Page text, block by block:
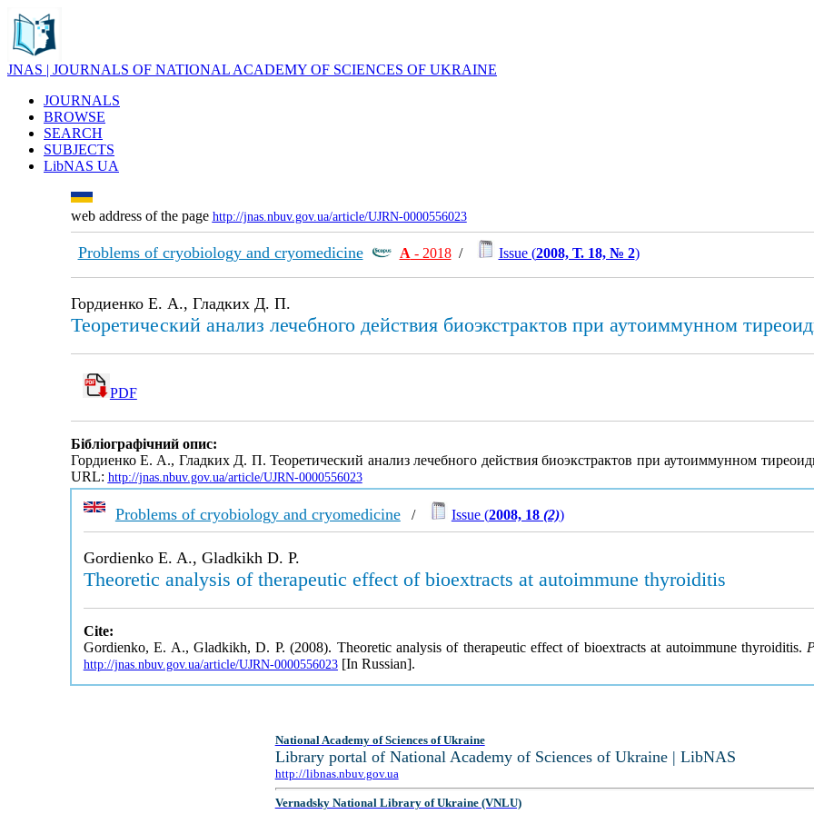
JNAS | JOURNALS OF NATIONAL ACADEMY OF SCIENCES OF UKRAINE
JOURNALS
BROWSE
SEARCH
SUBJECTS
LibNAS UA
web address of the page http://jnas.nbuv.gov.ua/article/UJRN-0000556023
Problems of cryobiology and cryomedicine А - 2018/ Issue (2008, Т. 18, № 2)
Гордиенко Е. А., Гладких Д. П.
Теоретический анализ лечебного действия биоэкстрактов при аутоиммунном
PDF
Бібліографічний опис:
Гордиенко Е. А., Гладких Д. П. Теоретический анализ лечебного действия биоэкстрактов при аутоиммунном
URL: http://jnas.nbuv.gov.ua/article/UJRN-0000556023
Problems of cryobiology and cryomedicine/ Issue (2008, 18 (2))
Gordienko E. A., Gladkikh D. P.
Theoretic analysis of therapeutic effect of bioextracts at autoimmune thyroiditis
Cite:
Gordienko, E. A., Gladkikh, D. P. (2008). Theoretic analysis of therapeutic effect of bioextracts at autoimmune thyroiditis.
http://jnas.nbuv.gov.ua/article/UJRN-0000556023[In Russian].
National Academy of Sciences of Ukraine
Library portal of National Academy of Sciences of Ukraine | LibNAS
http://libnas.nbuv.gov.ua
Vernadsky National Library of Ukraine (VNLU)